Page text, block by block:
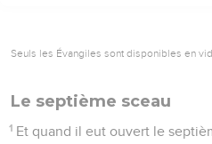
Seuls les Évangiles sont disponibles en
Le septième sceau
1 Et quand il eut ouvert le